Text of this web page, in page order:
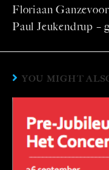
Floriaan
Paul Jeukendrup –
YOU MIGHT